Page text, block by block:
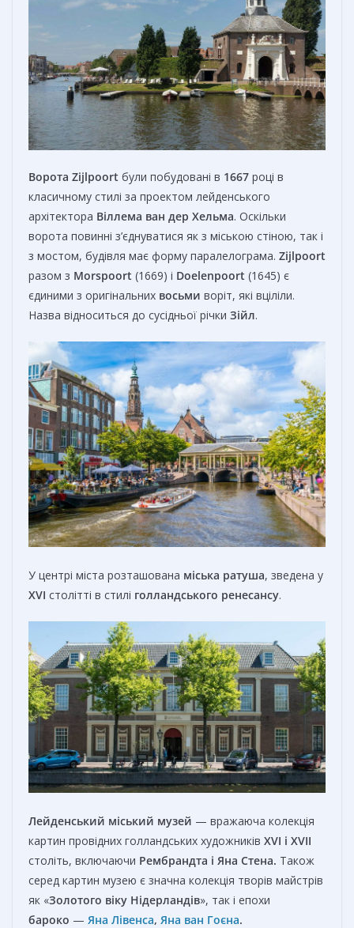
Ворота Zijlpoort були побудовані в 1667 році в
класичному стилі за проектом лейденського
архітектора Віллема ван дер Хельма. Оскільки
ворота повинні з’єднуватися як з міською стіною, так і
з мостом, будівля має форму паралелограма. Zijlpoort
разом з Morspoort (1669) і Doelenpoort (1645) є
єдиними з оригінальних восьми воріт, які вціліли.
Назва відноситься до сусідньої річки Зійл.
У центрі міста розташована міська ратуша, зведена у
XVI столітті в стилі голландського ренесансу.
Лейденський міський музей — вражаюча колекція
картин провідних голландських художників XVI і XVII
століть, включаючи Рембрандта і Яна Стена. Також
серед картин музею є значна колекція творів майстрів
як «Золотого віку Нідерландів», так і епохи
бароко — Яна Лівенса, Яна ван Гоєна.